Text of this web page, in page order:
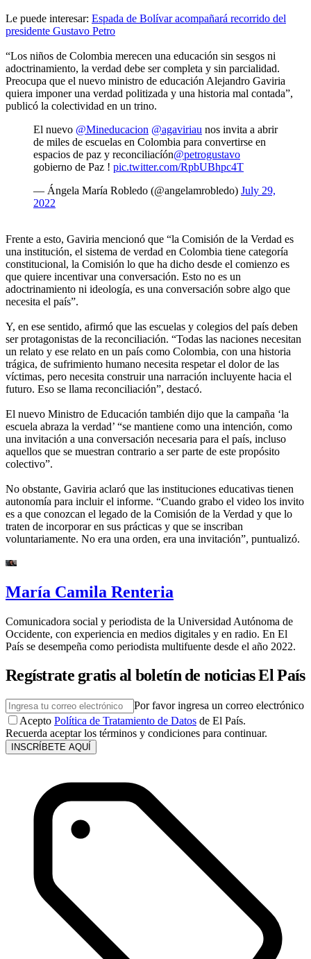
Le puede interesar: Espada de Bolívar acompañará recorrido del
presidente Gustavo Petro
“Los niños de Colombia merecen una educación sin sesgos ni
adoctrinamiento, la verdad debe ser completa y sin parcialidad.
Preocupa que el nuevo ministro de educación Alejandro Gaviria
quiera imponer una verdad politizada y una historia mal contada”,
publicó la colectividad en un trino.
El nuevo @Mineducacion @agaviriau nos invita a abrir
de miles de escuelas en Colombia para convertirse en
espacios de paz y reconciliacíón@petrogustavo
gobierno de Paz ! pic.twitter.com/RpbUBhpc4T
— Ángela María Robledo (@angelamrobledo) July 29,
2022
Frente a esto, Gaviria mencionó que “la Comisión de la Verdad es
una institución, el sistema de verdad en Colombia tiene categoría
constitucional, la Comisión lo que ha dicho desde el comienzo es
que quiere incentivar una conversación. Esto no es un
adoctrinamiento ni ideología, es una conversación sobre algo que
necesita el país”.
Y, en ese sentido, afirmó que las escuelas y colegios del país deben
ser protagonistas de la reconciliación. “Todas las naciones necesitan
un relato y ese relato en un país como Colombia, con una historia
trágica, de sufrimiento humano necesita respetar el dolor de las
víctimas, pero necesita construir una narración incluyente hacia el
futuro. Eso se llama reconciliación”, destacó.
El nuevo Ministro de Educación también dijo que la campaña ‘la
escuela abraza la verdad’ “se mantiene como una intención, como
una invitación a una conversación necesaria para el país, incluso
aquellos que se muestran contrario a ser parte de este propósito
colectivo”.
No obstante, Gaviria aclaró que las instituciones educativas tienen
autonomía para incluir el informe. “Cuando grabo el video los invito
es a que conozcan el legado de la Comisión de la Verdad y que lo
traten de incorporar en sus prácticas y que se inscriban
voluntariamente. No era una orden, era una invitación”, puntualizó.
María Camila Renteria
Comunicadora social y periodista de la Universidad Autónoma de
Occidente, con experiencia en medios digitales y en radio. En El
País se desempeña como periodista multifuente desde el año 2022.
Regístrate gratis al boletín de noticias El País
Por favor ingresa un correo electrónico
Acepto Política de Tratamiento de Datos de El País.
Recuerda aceptar los términos y condiciones para continuar.
INSCRÍBETE AQUÍ